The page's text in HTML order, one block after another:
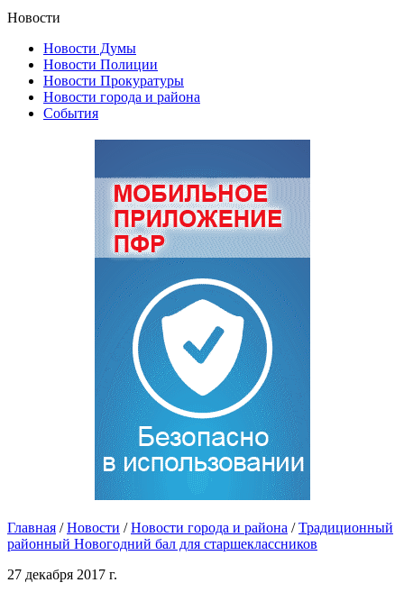
Новости
Новости Думы
Новости Полиции
Новости Прокуратуры
Новости города и района
События
Главная / Новости / Новости города и района / Традиционный
районный Новогодний бал для старшеклассников
27 декабря 2017 г.